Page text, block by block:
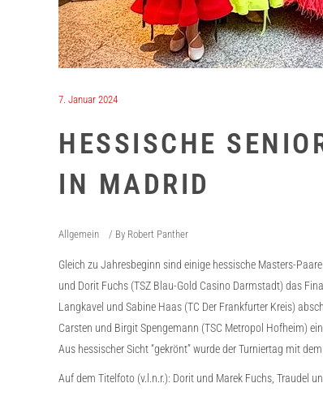
7. Januar 2024
HESSISCHE
IN MADRID
Allgemein By Robert Panther
Gleich zu Jahresbeginn sind einige hessische Masters-
und Dorit Fuchs (TSZ Blau-Gold Casino Darmstadt) das
Langkavel und Sabine Haas (TC Der Frankfurter Kreis)
Carsten und Birgit Spengemann (TSC Metropol Hofheim)
Aus hessischer Sicht “gekrönt” wurde der Turniertag mit
Auf dem Titelfoto (v.l.n.r.): Dorit und Marek Fuchs, Traudel